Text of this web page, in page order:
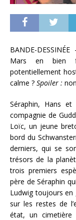
BANDE-
Mars en bien
potentiellement
calme ? Spoiler :
Séraphin, Hans
compagnie de
Loïc, un jeune
bord du
derniers, qui se
trésors de la
trois premiers
père de Séraphin
Ludwig toujours
sur les restes de
état, un